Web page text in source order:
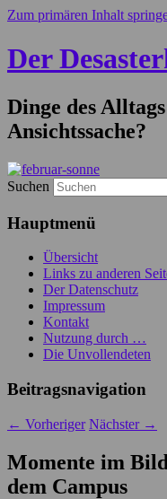
Zum primären Inhalt
Der
Dinge des
Ansichtssache?
Suchen
Hauptmenü
Übersicht
Links zu anderen
Der Datenschutz
Impressum
Kontakt
Nutzung durch …
Die Unvollendeten
Beitragsnavigation
← Vorheriger Nächster →
Momente im
dem Campus